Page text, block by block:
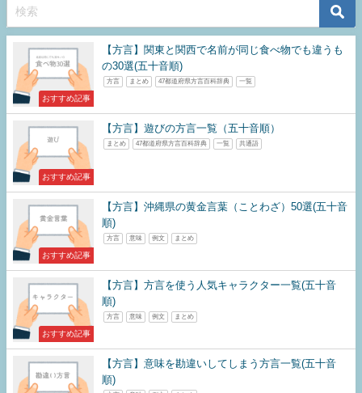
おすすめ記事
【方言】関東と関西で名前が同じ食べ物でも違うも
の30選(五十音順)
方言 まとめ 47都道府県方言百科辞典 一覧
おすすめ記事
【方言】遊びの方言一覧（五十音順）
まとめ 47都道府県方言百科辞典 一覧 共通語
おすすめ記事
【方言】沖縄県の黄金言葉（ことわざ）50選(五十音
順)
方言 意味 例文 まとめ
おすすめ記事
【方言】方言を使う人気キャラクター一覧(五十音
順)
方言 意味 例文 まとめ
【方言】意味を勘違いしてしまう方言一覧(五十音
順)